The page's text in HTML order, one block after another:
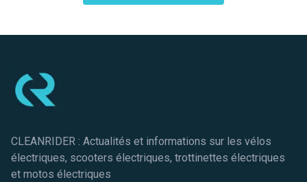
CLEANRIDER : Actualités et informations sur les vélos
électriques, scooters électriques, trottinettes électriques
et motos électriques